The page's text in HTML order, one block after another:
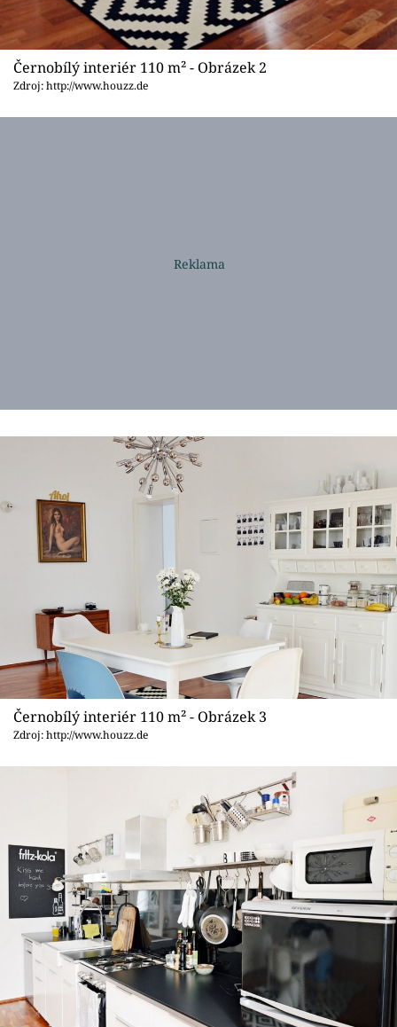
Černobílý interiér 110 m² - Obrázek 2
Zdroj: http://www.houzz.de
Černobílý interiér 110 m² - Obrázek 3
Zdroj: http://www.houzz.de